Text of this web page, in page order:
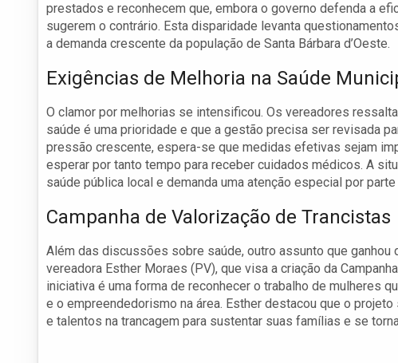
prestados e reconhecem que, embora o governo defenda a
sugerem o contrário. Esta disparidade levanta
a demanda crescente da população de Santa Bárbara d’Oeste.
Exigências de Melhoria na Saúde
O clamor por melhorias se intensificou. Os vereadores
saúde é uma prioridade e que a gestão precisa ser revisada
pressão crescente, espera-se que medidas efetivas sejam
esperar por tanto tempo para receber cuidados médicos. A
saúde pública local e demanda uma atenção especial por
Campanha de Valorização de Trancistas
Além das discussões sobre saúde, outro assunto que
vereadora Esther Moraes (PV), que visa a criação da
iniciativa é uma forma de reconhecer o trabalho de mulheres
e o empreendedorismo na área. Esther destacou que o
e talentos na trancagem para sustentar suas famílias e se